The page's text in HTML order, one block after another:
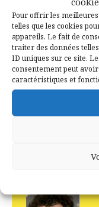
Pour offrir les
telles que les cookies
appareils. Le fait de
traiter des données
ID uniques sur ce site.
consentement peut
caractéristiques et
Recent
Il